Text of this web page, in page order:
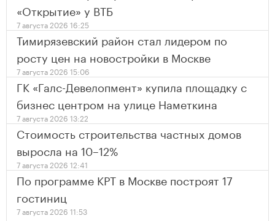
«Открытие» у ВТБ
7 августа 2026 16:25
Тимирязевский район стал лидером по
росту цен на новостройки в Москве
7 августа 2026 15:06
ГК «Галс-Девелопмент» купила площадку с
бизнес центром на улице Наметкина
7 августа 2026 13:22
Стоимость строительства частных домов
выросла на 10–12%
7 августа 2026 12:41
По программе КРТ в Москве построят 17
гостиниц
7 августа 2026 11:53